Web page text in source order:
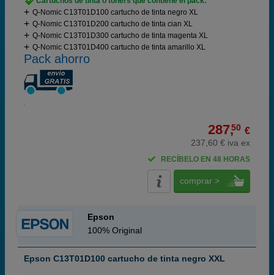
Q-Nomic C13T01D100 cartucho de tinta negro XL
Q-Nomic C13T01D200 cartucho de tinta cian XL
Q-Nomic C13T01D300 cartucho de tinta magenta XL
Q-Nomic C13T01D400 cartucho de tinta amarillo XL
Pack ahorro
287,50 €
237,60 € iva ex
RECÍBELO EN 48 HORAS
comprar >
Epson
100% Original
Epson C13T01D100 cartucho de tinta negro XXL